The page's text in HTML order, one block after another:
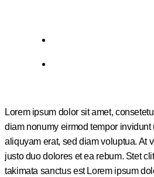
Lorem ipsum dolor sit amet,
diam nonumy eirmod tempor
aliquyam erat, sed diam voluptua. At
justo duo dolores et ea rebum. Stet
takimata sanctus est Lorem ipsum